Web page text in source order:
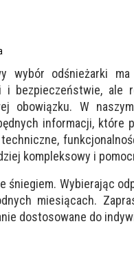
wybór odśnieżarki ma
bezpieczeństwie, ale
obowiązku. W
informacji, które
kompleksowy i
śniegiem. Wybierając
miesiącach.
dostosowane do